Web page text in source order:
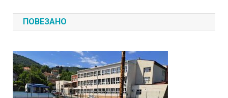
чланка
ПОВЕЗАНО